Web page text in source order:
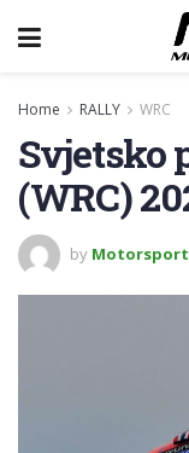
Home RALLY WRC
Svjetsko
(WRC)
by